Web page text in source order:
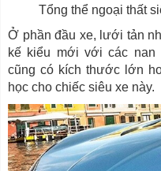
Tổng thể ngoại thất
Ở phần đầu xe, lưới tản
kế kiểu mới với các nan
cũng có kích thước lớn
học cho chiếc siêu xe này.